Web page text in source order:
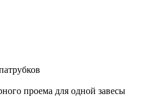
проема для одной завесы